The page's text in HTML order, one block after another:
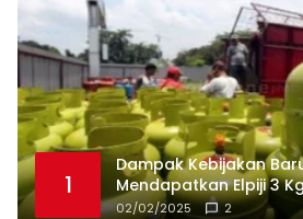
1
Dampak Kebijakan
Mendapatkan Elpiji 3
02/02/2025 2